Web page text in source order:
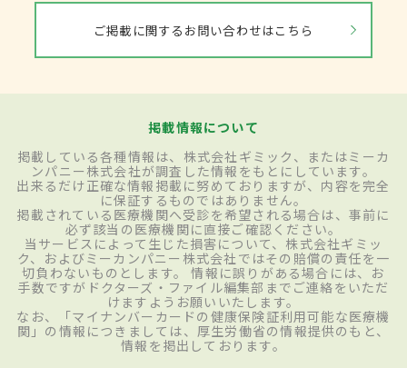
ご掲載に関するお問い合わせはこちら
掲載情報について
掲載している各種情報は、株式会社ギミック、またはミーカ
ンパニー株式会社が調査した情報をもとにしています。
出来るだけ正確な情報掲載に努めておりますが、内容を完全
に保証するものではありません。
掲載されている医療機関へ受診を希望される場合は、事前に
必ず該当の医療機関に直接ご確認ください。
当サービスによって生じた損害について、株式会社ギミッ
ク、およびミーカンパニー株式会社ではその賠償の責任を一
切負わないものとします。 情報に誤りがある場合には、お
手数ですがドクターズ・ファイル編集部までご連絡をいただ
けますようお願いいたします。
なお、「マイナンバーカードの健康保険証利用可能な医療機
関」の情報につきましては、厚生労働省の情報提供のもと、
情報を掲出しております。